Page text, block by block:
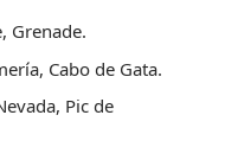
Grenade.
Cabo de Gata.
Pic de